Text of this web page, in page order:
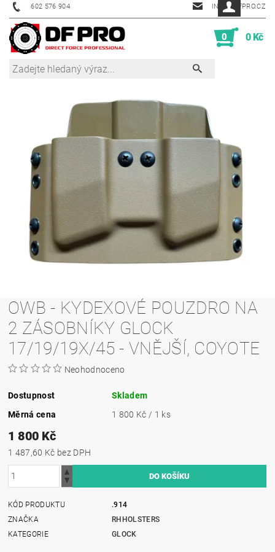
602 576 904 INFO@DFPRO.CZ
0 0 Kč
OWB - KYDEXOVÉ POUZDRO NA
2 ZÁSOBNÍKY GLOCK
17/19/19X/45 - VNĚJŠÍ, COYOTE
Neohodnoceno
Dostupnost
Skladem
Měrná cena
1 800 Kč / 1 ks
1 800 Kč
1 487,60 Kč bez DPH
KÓD PRODUKTU
.914
ZNAČKA
RHHOLSTERS
KATEGORIE
GLOCK